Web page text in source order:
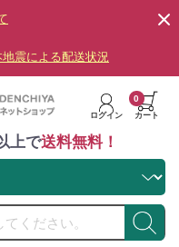
地震による配送状況
ログイン カート
0
上で送料無料！